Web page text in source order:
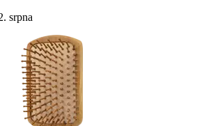
srpna